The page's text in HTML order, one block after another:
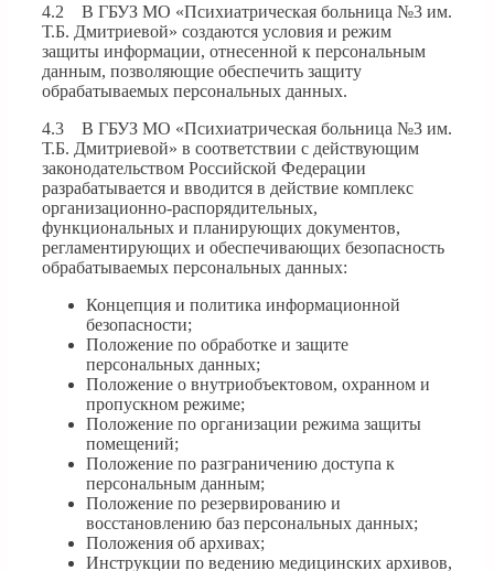
4.2 В ГБУЗ МО «Психиатрическая больница №3 им.
Т.Б. Дмитриевой» создаются условия и режим
защиты информации, отнесенной к персональным
данным, позволяющие обеспечить защиту
обрабатываемых персональных данных.
4.3 В ГБУЗ МО «Психиатрическая больница №3 им.
Т.Б. Дмитриевой» в соответствии с действующим
законодательством Российской Федерации
разрабатывается и вводится в действие комплекс
организационно-распорядительных,
функциональных и планирующих документов,
регламентирующих и обеспечивающих безопасность
обрабатываемых персональных данных:
Концепция и политика информационной
безопасности;
Положение по обработке и защите
персональных данных;
Положение о внутриобъектовом, охранном и
пропускном режиме;
Положение по организации режима защиты
помещений;
Положение по разграничению доступа к
персональным данным;
Положение по резервированию и
восстановлению баз персональных данных;
Положения об архивах;
Инструкции по ведению медицинских архивов,